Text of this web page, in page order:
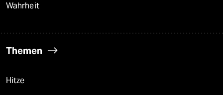
Wahrheit
Themen
Hitze